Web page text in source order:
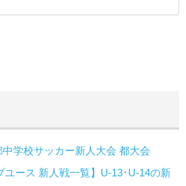
学校サッカー新人大会 都大会
ユース 新人戦一覧】U-13･U-14の新